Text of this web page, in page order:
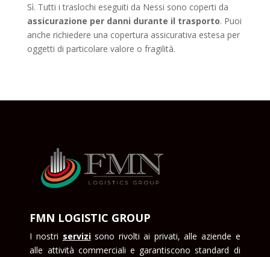
Sì. Tutti i traslochi eseguiti da Nessi sono coperti da
assicurazione per danni durante il trasporto. Puoi
anche richiedere una copertura assicurativa estesa per
oggetti di particolare valore o fragilità.
FMN LOGISTIC GROUP
I nostri servizisono rivolti ai privati, alle aziende e
alle attività commerciali e garantiscono standard di